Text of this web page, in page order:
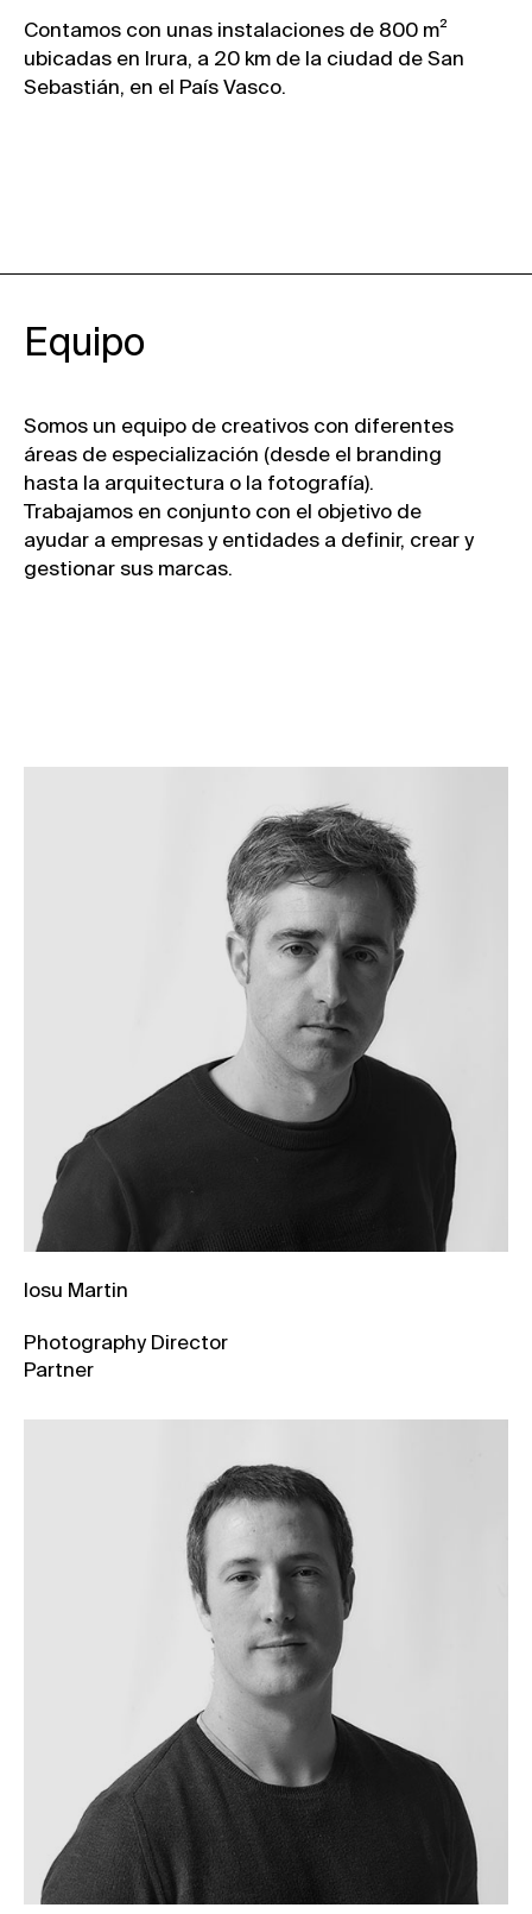
Contamos con unas instalaciones de 800 m²
ubicadas en Irura, a 20 km de la ciudad de San
Sebastián, en el País Vasco.
Equipo
Somos un equipo de creativos con diferentes
áreas de especialización (desde el branding
hasta la arquitectura o la fotografía).
Trabajamos en conjunto con el objetivo de
ayudar a empresas y entidades a definir, crear y
gestionar sus marcas.
Iosu Martin
Photography Director
Partner